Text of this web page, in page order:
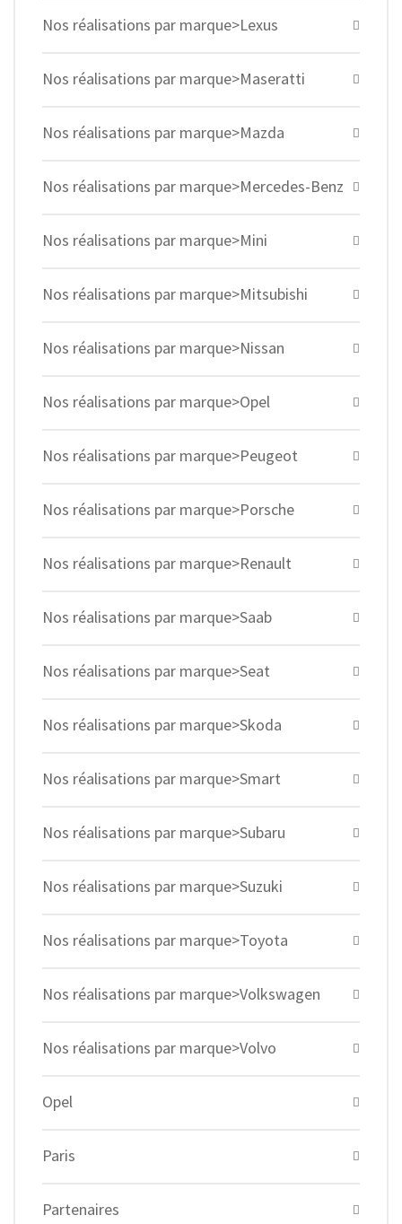
Nos réalisations par marque>Lexus
Nos réalisations par marque>Maseratti
Nos réalisations par marque>Mazda
Nos réalisations par marque>Mercedes-Benz
Nos réalisations par marque>Mini
Nos réalisations par marque>Mitsubishi
Nos réalisations par marque>Nissan
Nos réalisations par marque>Opel
Nos réalisations par marque>Peugeot
Nos réalisations par marque>Porsche
Nos réalisations par marque>Renault
Nos réalisations par marque>Saab
Nos réalisations par marque>Seat
Nos réalisations par marque>Skoda
Nos réalisations par marque>Smart
Nos réalisations par marque>Subaru
Nos réalisations par marque>Suzuki
Nos réalisations par marque>Toyota
Nos réalisations par marque>Volkswagen
Nos réalisations par marque>Volvo
Opel
Paris
Partenaires